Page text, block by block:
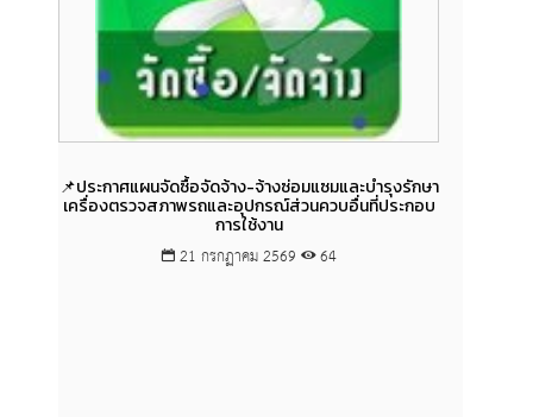
📌ประกาศแผนจัดซื้อจัดจ้าง-จ้างซ่อมแซมและบำรุงรักษา
เครื่องตรวจสภาพรถและอุปกรณ์ส่วนควบอื่นที่ประกอบ
การใช้งาน
21 กรกฏาคม 2569 64